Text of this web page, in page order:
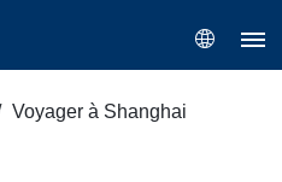
Voyager à Shanghai